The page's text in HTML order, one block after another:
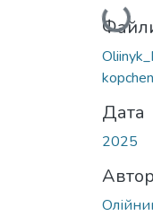
Вантажиться...
Дата
2025